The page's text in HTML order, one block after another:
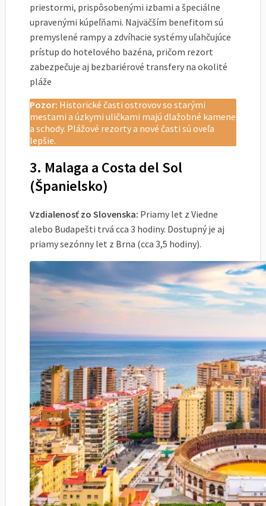
priestormi, prispôsobenými izbami a špeciálne
upravenými kúpeľňami. Najväčším benefitom sú
premyslené rampy a zdvíhacie systémy uľahčujúce
prístup do hotelového bazéna, pričom rezort
zabezpečuje aj bezbariérové transfery na okolité
pláže
Pozor: Historické časti ostrovov so starými
mestami a úzkymi uličkami majú dlažobné kamene
a schody. Plážové rezorty a nové časti sú oveľa
lepšie.
3. Malaga a Costa del Sol
(Španielsko)
Vzdialenosť zo Slovenska: Priamy let z Viedne
alebo Budapešti trvá cca 3 hodiny. Dostupný je aj
priamy sezónny let z Brna (cca 3,5 hodiny).